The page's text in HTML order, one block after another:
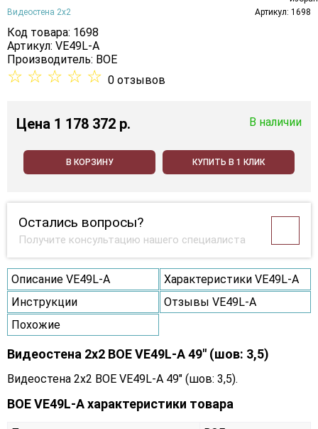
Видеостена 2x2 Артикул: 1698
Код товара: 1698
Артикул: VE49L-A
Производитель: BOE
☆ ☆ ☆ ☆ ☆ 0 отзывов
Цена 1 178 372 p. В наличии
В КОРЗИНУ КУПИТЬ В 1 КЛИК
Остались вопросы?
Получите консультацию нашего специалиста
Описание VE49L-A
Характеристики VE49L-A
Инструкции
Отзывы VE49L-A
Похожие
Видеостена 2x2 BOE VE49L-A 49" (шов: 3,5)
Видеостена 2x2 BOE VE49L-A 49" (шов: 3,5).
BOE VE49L-A характеристики товара